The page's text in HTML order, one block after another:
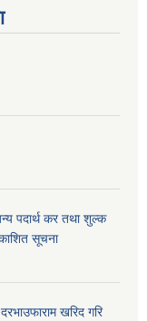
पदार्थ कर तथा शुल्क
सूचना
खरिद गरि